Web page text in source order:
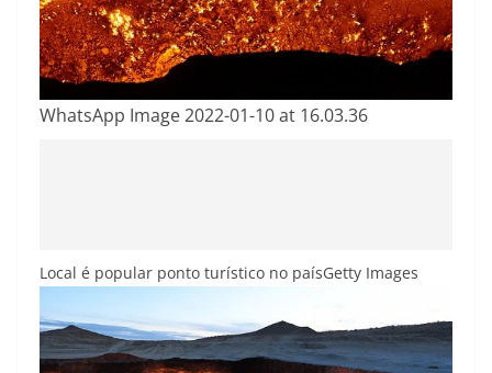
WhatsApp Image 2022-01-10 at 16.03.36
Local é popular ponto turístico no paísGetty Images